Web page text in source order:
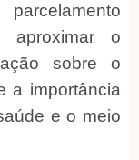
aproximar o
sobre o
a importância
e o meio